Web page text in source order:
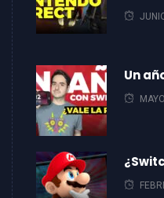
Un